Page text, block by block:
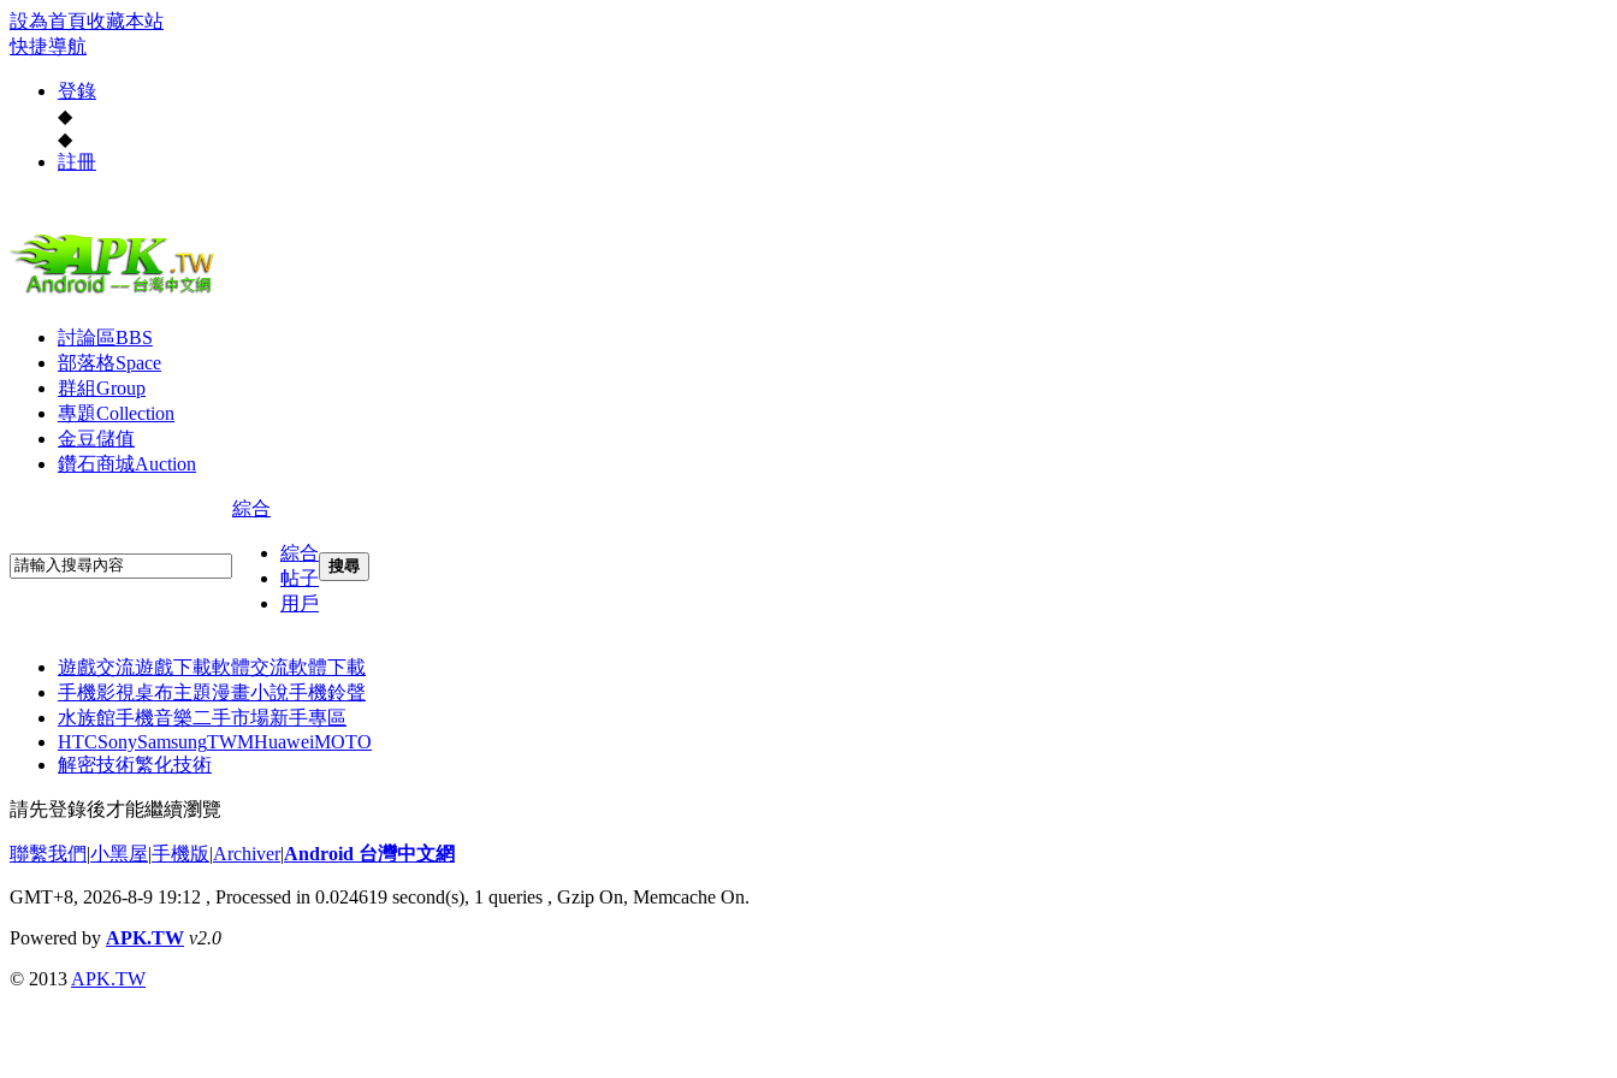
設為首頁收藏本站
快捷導航
登錄
◆
◆
註冊
討論區BBS
部落格Space
群組Group
專題Collection
金豆儲值
鑽石商城Auction
綜合
綜合
帖子
用戶
搜尋
遊戲交流遊戲下載軟體交流軟體下載
手機影視桌布主題漫畫小說手機鈴聲
水族館手機音樂二手市場新手專區
HTCSonySamsungTWMHuaweiMOTO
解密技術繁化技術
請先登錄後才能繼續瀏覽
聯繫我們|小黑屋|手機版|Archiver|Android 台灣中文網
GMT+8, 2026-8-9 19:12 , Processed in 0.024619 second(s), 1 queries , Gzip On, Memcache On.
Powered by APK.TW v2.0
© 2013 APK.TW